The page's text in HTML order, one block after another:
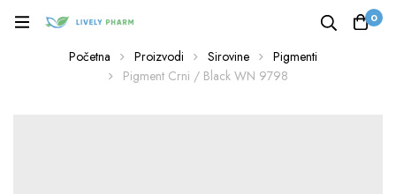
0
Početna Proizvodi Sirovine
Pigmenti
Pigment Crni / Black WN 9798